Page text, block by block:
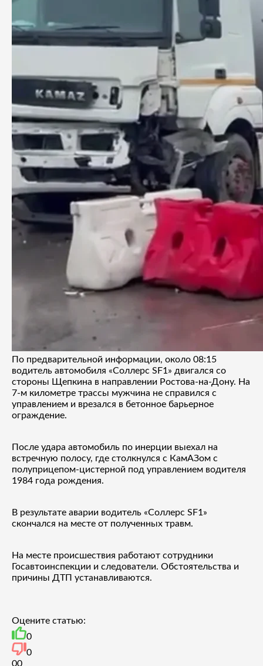
По предварительной информации, около 08:15
водитель автомобиля «Соллерс SF1» двигался со
стороны Щепкина в направлении Ростова-на-Дону. На
7-м километре трассы мужчина не справился с
управлением и врезался в бетонное барьерное
ограждение.
После удара автомобиль по инерции выехал на
встречную полосу, где столкнулся с КамАЗом с
полуприцепом-цистерной под управлением водителя
1984 года рождения.
В результате аварии водитель «Соллерс SF1»
скончался на месте от полученных травм.
На месте происшествия работают сотрудники
Госавтоинспекции и следователи. Обстоятельства и
причины ДТП устанавливаются.
Оцените статью:
0
0
00